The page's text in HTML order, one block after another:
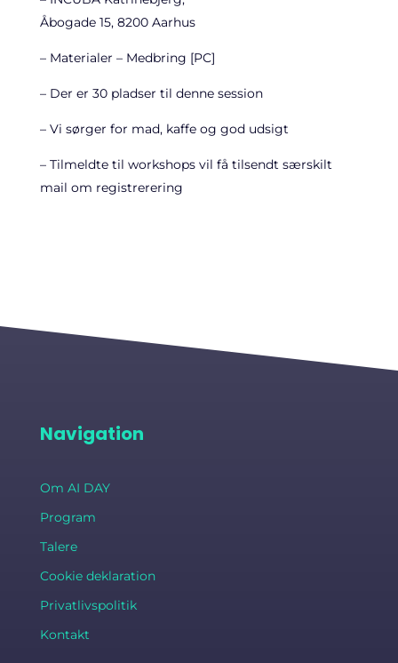
Åbogade 15, 8200 Aarhus
– Materialer – Medbring [PC]
– Der er 30 pladser til denne session
– Vi sørger for mad, kaffe og god udsigt
– Tilmeldte til workshops vil få tilsendt særskilt
mail om registrerering
Navigation
Om AI DAY
Program
Talere
Cookie deklaration
Privatlivspolitik
Kontakt